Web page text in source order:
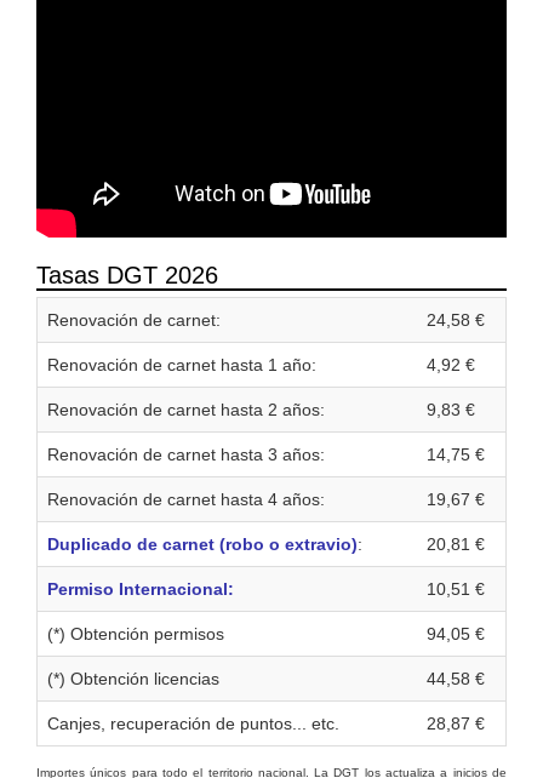
Tasas DGT 2026
Renovación de carnet: 24,58 €
Renovación de carnet hasta 1 año: 4,92 €
Renovación de carnet hasta 2 años: 9,83 €
Renovación de carnet hasta 3 años: 14,75 €
Renovación de carnet hasta 4 años: 19,67 €
Duplicado de carnet (robo o extravio): 20,81 €
Permiso Internacional: 10,51 €
(*) Obtención permisos 94,05 €
(*) Obtención licencias 44,58 €
Canjes, recuperación de puntos... etc. 28,87 €
Importes únicos para todo el territorio nacional. La DGT los actualiza a inicios de